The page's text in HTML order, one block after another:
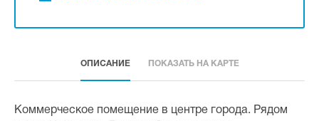
ОПИСАНИЕ ПОКАЗАТЬ НА КАРТЕ
Коммерческое помещение в центре города. Рядом